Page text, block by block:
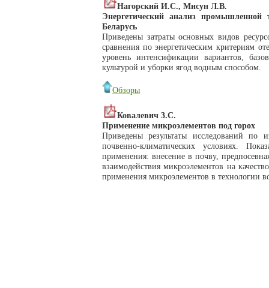
Нагорский И.С., Мисун Л.В.
Энергетический анализ
Беларусь
Приведены затраты основных видов
сравнения по энергетическим критериям
уровень интенсификации вариантов,
культурой и уборки ягод водным способом.
Обзоры
Ковалевич 3.С.
Применение микроэлементов под горох
Приведены результаты исследований по
почвенно-климатических условиях.
применения: внесение в почву,
взаимодействия микроэлементов на
применения микроэлементов в технологии